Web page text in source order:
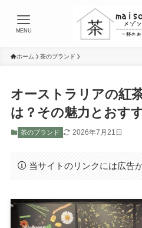
MENU
ホーム 茶のブランド
オーストラリアの紅
は？その魅力とおす
茶のブランド 2026年7月21日
当サイトのリンクには広告